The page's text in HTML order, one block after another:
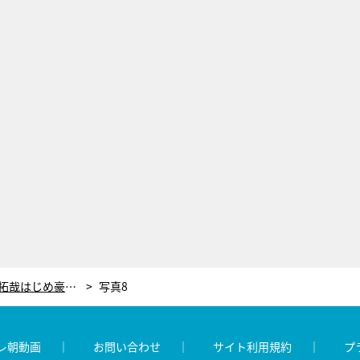
『Believe』ついに最終回！木村拓哉はじめ豪華キャスト陣のオールアップコメント到着 写真8
朝動画 お問い合わせ サイト利用規約 プ